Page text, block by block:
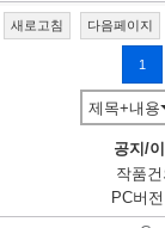
새로고침 다음페이지
1
제목+내용
공지/
작품건
PC버전